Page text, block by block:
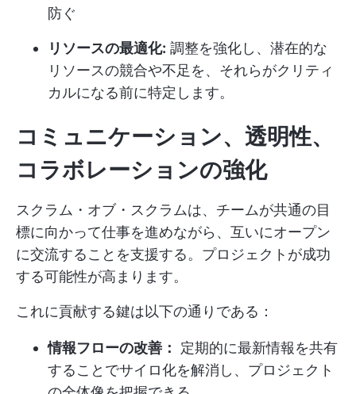
防ぐ
リソースの最適化: 調整を強化し、潜在的な
リソースの競合や不足を、それらがクリティ
カルになる前に特定します。
コミュニケーション、透明性、
コラボレーションの強化
スクラム・オブ・スクラムは、チームが共通の目
標に向かって仕事を進めながら、互いにオープン
に交流することを支援する。プロジェクトが成功
する可能性が高まります。
これに貢献する鍵は以下の通りである：
情報フローの改善：
定期的に最新情報を共有
することでサイロ化を解消し、プロジェクト